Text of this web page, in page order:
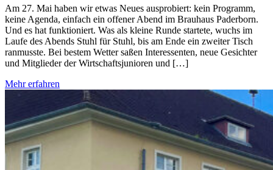
Am 27. Mai haben wir etwas Neues ausprobiert: kein Programm,
keine Agenda, einfach ein offener Abend im Brauhaus Paderborn.
Und es hat funktioniert. Was als kleine Runde startete, wuchs im
Laufe des Abends Stuhl für Stuhl, bis am Ende ein zweiter Tisch
ranmusste. Bei bestem Wetter saßen Interessenten, neue Gesichter
und Mitglieder der Wirtschaftsjunioren und […]
Mehr erfahren